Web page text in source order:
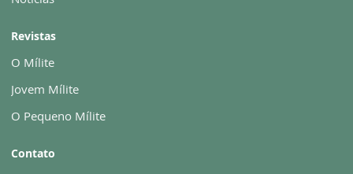
Revistas
O Mílite
Jovem Mílite
O Pequeno Mílite
Contato